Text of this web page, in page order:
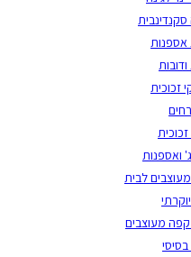
סקנדינבית
אספנות
זכוכית
זכוכית
ואספנות
לבית
מעוצבים
בסיסי